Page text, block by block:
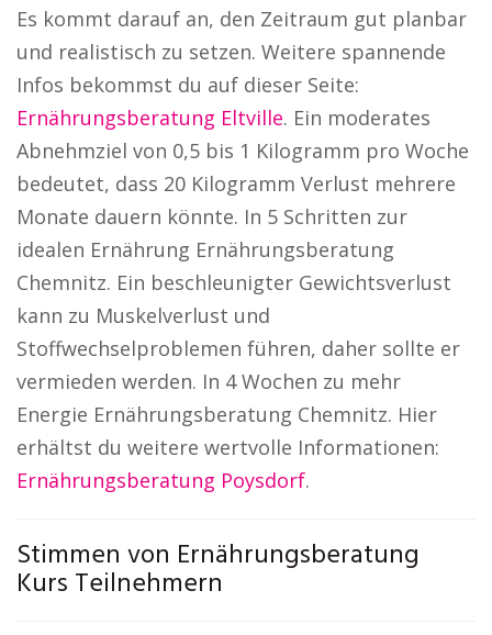
Es kommt darauf an, den Zeitraum gut planbar
und realistisch zu setzen. Weitere spannende
Infos bekommst du auf dieser Seite:
Ernährungsberatung Eltville. Ein moderates
Abnehmziel von 0,5 bis 1 Kilogramm pro Woche
bedeutet, dass 20 Kilogramm Verlust mehrere
Monate dauern könnte. In 5 Schritten zur
idealen Ernährung Ernährungsberatung
Chemnitz. Ein beschleunigter Gewichtsverlust
kann zu Muskelverlust und
Stoffwechselproblemen führen, daher sollte er
vermieden werden. In 4 Wochen zu mehr
Energie Ernährungsberatung Chemnitz. Hier
erhältst du weitere wertvolle Informationen:
Ernährungsberatung Poysdorf.
Stimmen von Ernährungsberatung
Kurs Teilnehmern